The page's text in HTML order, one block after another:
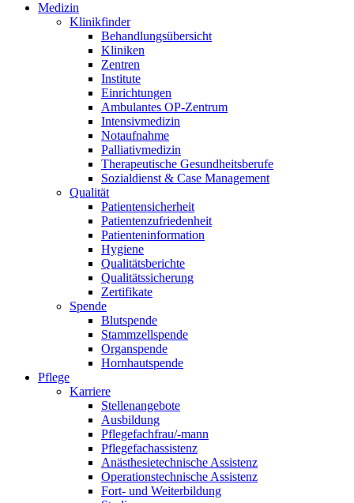
Medizin
Klinikfinder
Behandlungsübersicht
Kliniken
Zentren
Institute
Einrichtungen
Ambulantes OP-Zentrum
Intensivmedizin
Notaufnahme
Palliativmedizin
Therapeutische Gesundheitsberufe
Sozialdienst & Case Management
Qualität
Patientensicherheit
Patientenzufriedenheit
Patienteninformation
Hygiene
Qualitätsberichte
Qualitätssicherung
Zertifikate
Spende
Blutspende
Stammzellspende
Organspende
Hornhautspende
Pflege
Karriere
Stellenangebote
Ausbildung
Pflegefachfrau/-mann
Pflegefachassistenz
Anästhesietechnische Assistenz
Operationstechnische Assistenz
Fort- und Weiterbildung